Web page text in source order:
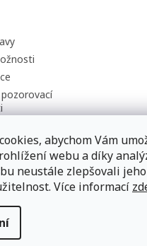
abychom Vám
webu a díky
neustále zlepšovali
Více informací
LUMATEC,